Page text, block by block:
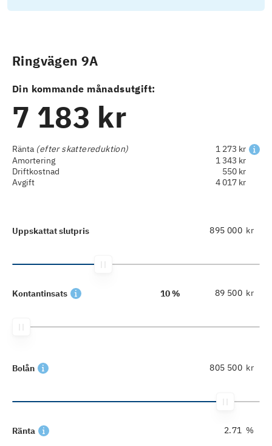
Ringvägen 9A
Din kommande månadsutgift:
7 183 kr
Ränta (efter skattereduktion)
1 273 kr
Amortering
1 343 kr
Driftkostnad
550 kr
Avgift
4 017 kr
Uppskattat slutpris kr
Kontantinsats 10 % kr
Bolån kr
Ränta %